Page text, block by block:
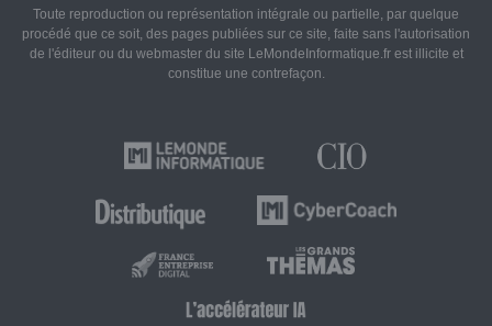
Toute reproduction ou représentation intégrale ou partielle, par quelque
procédé que ce soit, des pages publiées sur ce site, faite sans l'autorisation
de l'éditeur ou du webmaster du site LeMondeInformatique.fr est illicite et
constitue une contrefaçon.